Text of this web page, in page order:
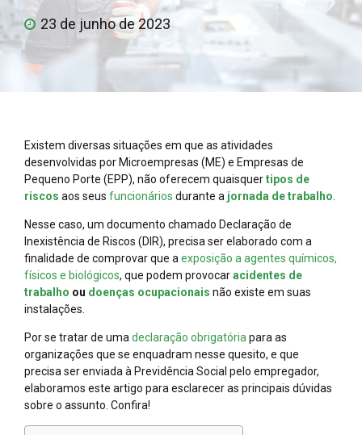
23 de junho de 2023
Existem diversas situações em que as atividades
desenvolvidas por Microempresas (ME) e Empresas de
Pequeno Porte (EPP), não oferecem quaisquertipos de
riscos aos seus funcionários durante a jornada de trabalho
Nesse caso, um documento chamado Declaração de
Inexistência de Riscos (DIR), precisa ser elaborado com a
finalidade de comprovar que a exposição a agentes químicos,
físicos e biológicos, que podem provocaracidentes de
trabalho ou doenças ocupacionais não existe em suas
instalações.
Por se tratar de uma declaração obrigatória para as
organizações que se enquadram nesse quesito, e que
precisa ser enviada à Previdência Social pelo empregador,
elaboramos este artigo para esclarecer as principais dúvidas
sobre o assunto. Confira!